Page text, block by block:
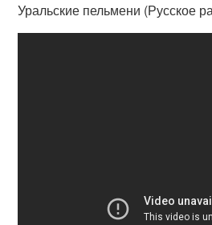
Уральские пельмени (Русское